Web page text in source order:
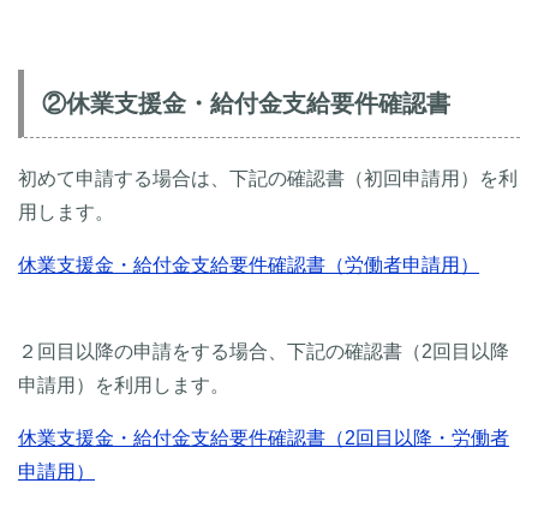
②休業支援金・給付金支給要件確認書
初めて申請する場合は、下記の確認書（初回申請用）を利
用します。
休業支援金・給付金支給要件確認書（労働者申請用）
２回目以降の申請をする場合、下記の確認書（2回目以降
申請用）を利用します。
休業支援金・給付金支給要件確認書（2回目以降・労働者
申請用）